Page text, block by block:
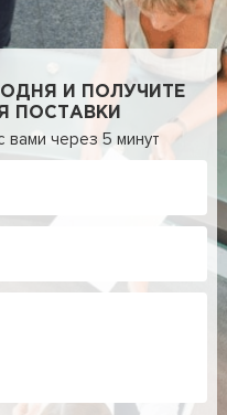
И ПОЛУЧИТЕ
ПОСТАВКИ
через 5 минут